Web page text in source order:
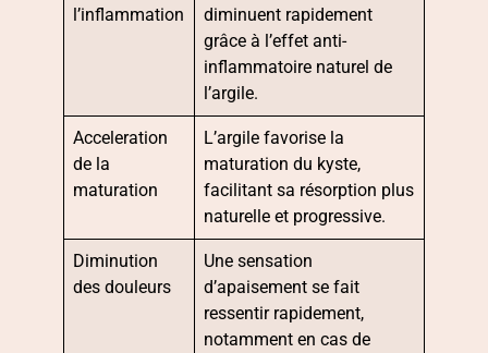
l’inflammation
diminuent rapidement
grâce à l’effet anti-
inflammatoire naturel de
l’argile.
Acceleration
de la
maturation
L’argile favorise la
maturation du kyste,
facilitant sa résorption plus
naturelle et progressive.
Diminution
des douleurs
Une sensation
d’apaisement se fait
ressentir rapidement,
notamment en cas de